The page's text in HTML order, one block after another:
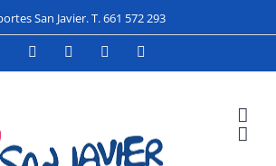
San Javier. T. 661 572 293
Facebook YouTubeInstagram